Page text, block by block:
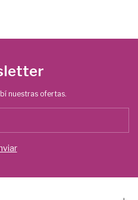
nuestras ofertas.